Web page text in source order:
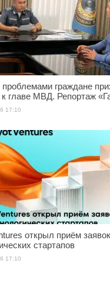
граждане
главе МВД. Репортаж
17:10
открыл приём
стартапов
17:10